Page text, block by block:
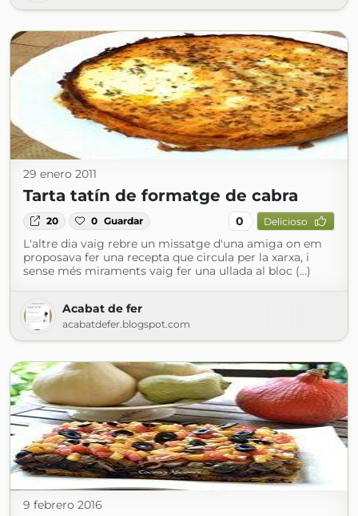
29 enero 2011
Tarta tatín de formatge de cabra
20 0 Guardar 0 Delicioso
L'altre dia vaig rebre un missatge d'una amiga on em
proposava fer una recepta que circula per la xarxa, i
sense més miraments vaig fer una ullada al bloc (...)
Acabat de fer
acabatdefer.blogspot.com
9 febrero 2016